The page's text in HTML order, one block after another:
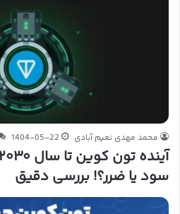
محمد مهدی نعیم آبادی 1404-05-22
سود یا ضرر؟! بررسی دقیق